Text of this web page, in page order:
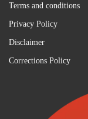
Terms and conditions
Privacy Policy
Disclaimer
Corrections Policy